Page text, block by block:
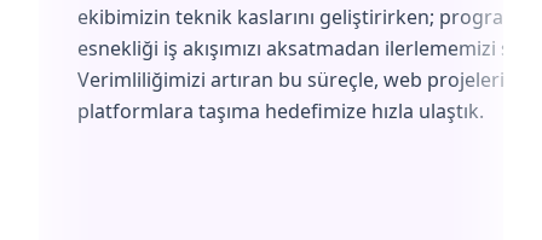
ekibimizin teknik kaslarını geliştirirken; programın
esnekliği iş akışımızı aksatmadan ilerlememizi
Verimliliğimizi artıran bu süreçle, web
platformlara taşıma hedefimize hızla ulaştık.